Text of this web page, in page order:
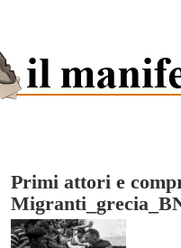
Primi attori e